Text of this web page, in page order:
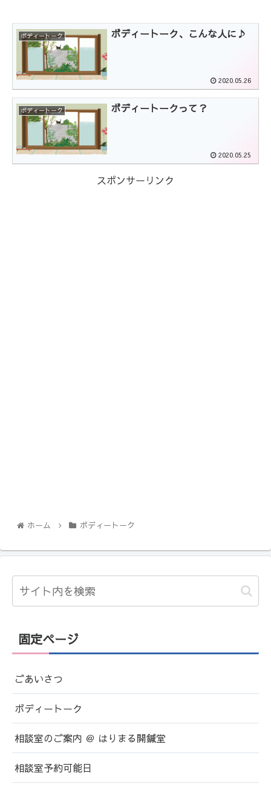
ボディートーク ボディートーク、こんな人に♪
2020.05.26
ボディートーク ボディートークって？
2020.05.25
スポンサーリンク
ホーム ボディートーク
固定ページ
ごあいさつ
ボディートーク
相談室のご案内 ＠ はりまる開鍼堂
相談室予約可能日